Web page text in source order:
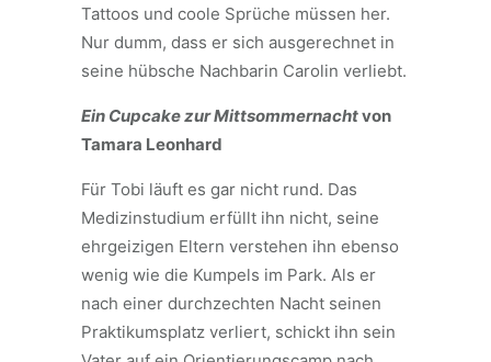
Tattoos und coole Sprüche müssen her.
Nur dumm, dass er sich ausgerechnet in
seine hübsche Nachbarin Carolin verliebt.
Ein Cupcake zur Mittsommernachtvon
Tamara Leonhard
Für Tobi läuft es gar nicht rund. Das
Medizinstudium erfüllt ihn nicht, seine
ehrgeizigen Eltern verstehen ihn ebenso
wenig wie die Kumpels im Park. Als er
nach einer durchzechten Nacht seinen
Praktikumsplatz verliert, schickt ihn sein